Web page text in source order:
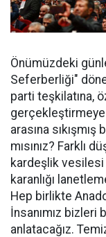
Önümüzdeki
Seferberliği"
parti teşkilatına,
gerçekleştirmeye
arasına
mısınız? Farklı
kardeşlik vesilesi
karanlığı
Hep birlikte
İnsanımız bizleri
anlatacağız.